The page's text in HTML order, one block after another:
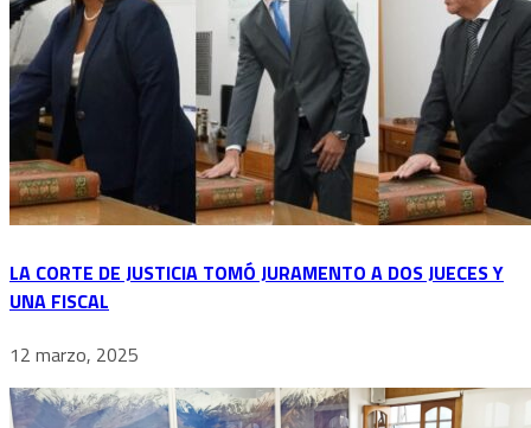
LA CORTE DE JUSTICIA TOMÓ JURAMENTO A DOS JUECES Y
UNA FISCAL
12 marzo, 2025